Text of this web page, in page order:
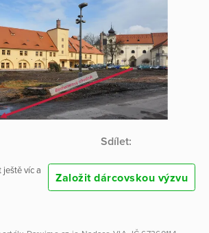
Sdílet:
ještě víc a
Založit dárcovskou výzvu